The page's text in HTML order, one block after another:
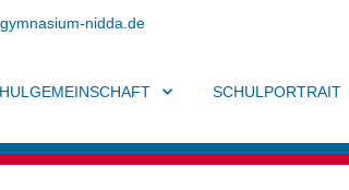
nidda.de
SCHULPORTRAIT